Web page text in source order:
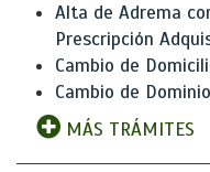
Alta de Adrema
Prescripción
Cambio de
Cambio de Dominio
MÁS TRÁMITES